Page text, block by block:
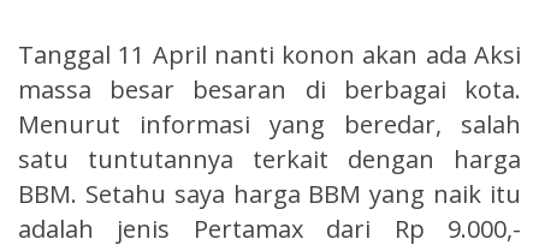
Tanggal 11 April nanti konon akan ada Aksi
massa besar besaran di berbagai kota.
Menurut informasi yang beredar, salah
satu tuntutannya terkait dengan harga
BBM. Setahu saya harga BBM yang naik itu
adalah jenis Pertamax dari Rp 9.000,-